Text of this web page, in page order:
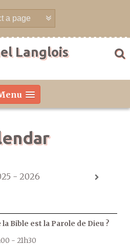
Langlois
- 2026
la Bible est la Parole de Dieu ?
- 21h30